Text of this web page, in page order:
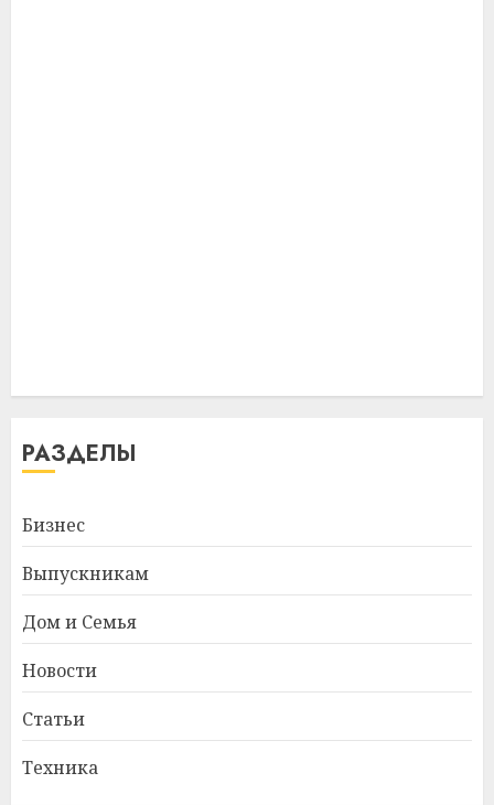
РАЗДЕЛЫ
Бизнес
Выпускникам
Дом и Семья
Новости
Статьи
Техника